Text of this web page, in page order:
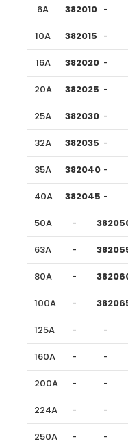
6A 382010 -
10A 382015 -
16A 382020 -
20A 382025 -
25A 382030 -
32A 382035 -
35A 382040 -
40A 382045 -
50A -
63A -
80A -
100A -
125A - -
160A - -
200A - -
224A - -
250A - -